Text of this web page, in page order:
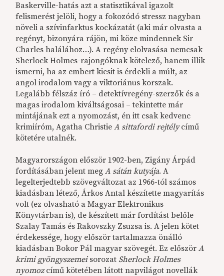
Baskerville-hatás azt a statisztikával igazolt
felismerést jelöli, hogy a fokozódó stressz nagyban
növeli a szívinfarktus kockázatát (aki már olvasta a
regényt, bizonyára rájön, mi köze mindennek Sir
Charles halálához…). A regény elolvasása nemcsak
Sherlock Holmes-rajongóknak kötelező, hanem illik
ismerni, ha az embert kicsit is érdekli a múlt, az
angol irodalom vagy a viktoriánus korszak.
Legalább félszáz író – detektívregény-szerzők és a
magas irodalom kiváltságosai – tekintette már
mintájának ezt a nyomozást, én itt csak kedvenc
krimiíróm, Agatha ChristieA sittafordi rejtélycímű
kötetére utalnék.
Magyarországon először 1902-ben, Zigány Árpád
fordításában jelent megA sátán kutyája. A
legelterjedtebb szövegváltozat az 1966-tól számos
kiadásban létező, Árkos Antal készítette magyarítás
volt (ez olvasható a Magyar Elektronikus
Könyvtárban is), de készített már fordítást belőle
Szalay Tamás és Rakovszky Zsuzsa is. A jelen kötet
érdekessége, hogy először tartalmazza önálló
kiadásban Bokor Pál magyar szövegét. Ez előszörA
krimi gyöngyszemeisorozat Sherlock Holmes
nyomozcímű kötetében látott napvilágot novellák